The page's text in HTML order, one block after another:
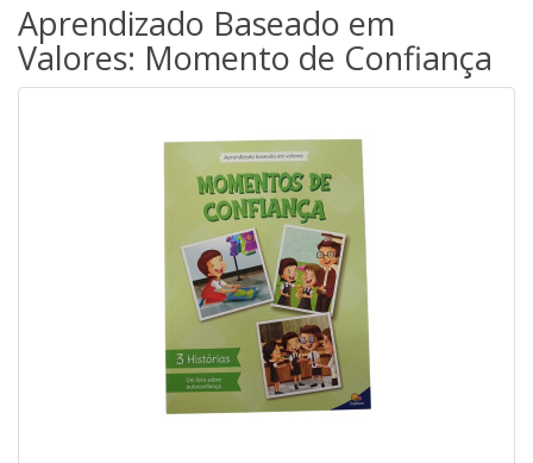
Aprendizado Baseado em
Valores: Momento de Confiança